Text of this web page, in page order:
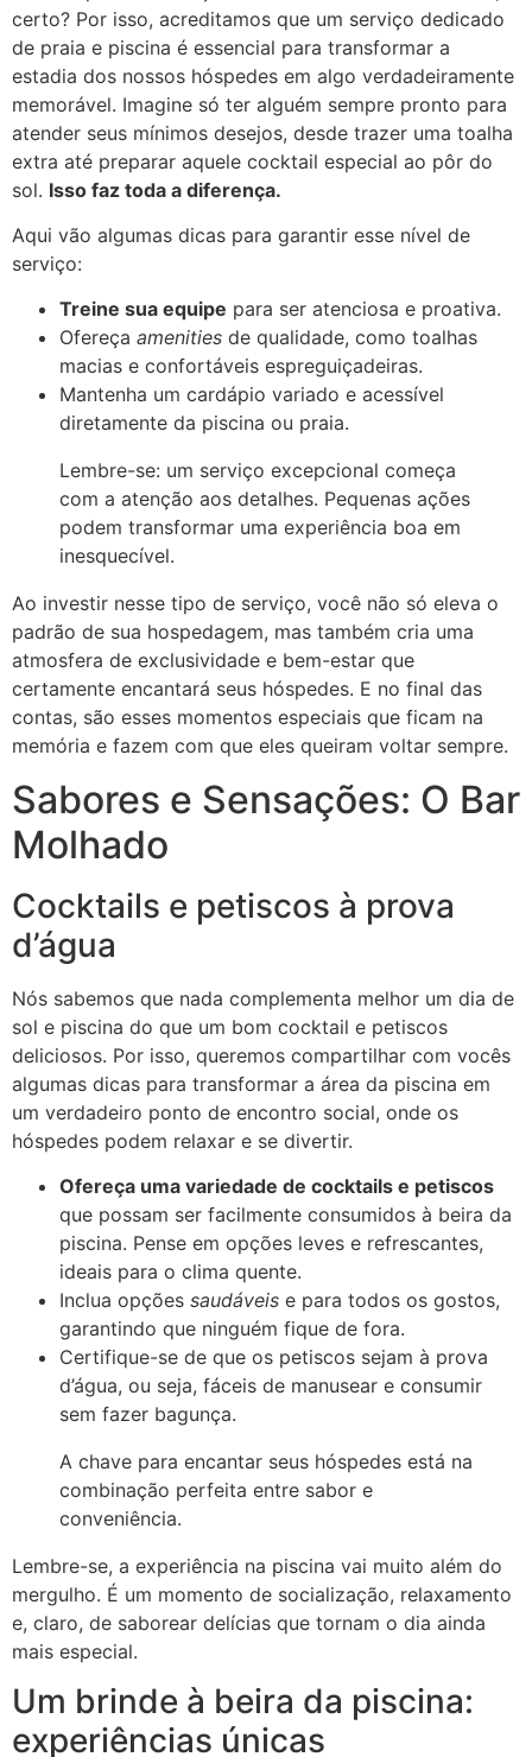
certo? Por isso, acreditamos que um serviço dedicado
de praia e piscina é essencial para transformar a
estadia dos nossos hóspedes em algo verdadeiramente
memorável. Imagine só ter alguém sempre pronto para
atender seus mínimos desejos, desde trazer uma toalha
extra até preparar aquele cocktail especial ao pôr do
sol. Isso faz toda a diferença.
Aqui vão algumas dicas para garantir esse nível de
serviço:
Treine sua equipe para ser atenciosa e proativa.
Ofereça amenities de qualidade, como toalhas
macias e confortáveis espreguiçadeiras.
Mantenha um cardápio variado e acessível
diretamente da piscina ou praia.
Lembre-se: um serviço excepcional começa
com a atenção aos detalhes. Pequenas ações
podem transformar uma experiência boa em
inesquecível.
Ao investir nesse tipo de serviço, você não só eleva o
padrão de sua hospedagem, mas também cria uma
atmosfera de exclusividade e bem-estar que
certamente encantará seus hóspedes. E no final das
contas, são esses momentos especiais que ficam na
memória e fazem com que eles queiram voltar sempre.
Sabores e Sensações: O Bar
Molhado
Cocktails e petiscos à prova
d’água
Nós sabemos que nada complementa melhor um dia de
sol e piscina do que um bom cocktail e petiscos
deliciosos. Por isso, queremos compartilhar com vocês
algumas dicas para transformar a área da piscina em
um verdadeiro ponto de encontro social, onde os
hóspedes podem relaxar e se divertir.
Ofereça uma variedade de cocktails e petiscos
que possam ser facilmente consumidos à beira da
piscina. Pense em opções leves e refrescantes,
ideais para o clima quente.
Inclua opções saudáveis e para todos os gostos,
garantindo que ninguém fique de fora.
Certifique-se de que os petiscos sejam à prova
d’água, ou seja, fáceis de manusear e consumir
sem fazer bagunça.
A chave para encantar seus hóspedes está na
combinação perfeita entre sabor e
conveniência.
Lembre-se, a experiência na piscina vai muito além do
mergulho. É um momento de socialização, relaxamento
e, claro, de saborear delícias que tornam o dia ainda
mais especial.
Um brinde à beira da piscina:
experiências únicas